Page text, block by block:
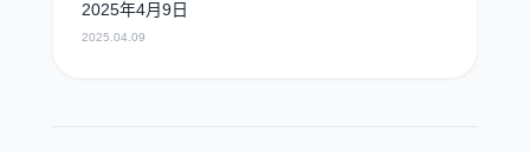
2025年4月9日
2025.04.09